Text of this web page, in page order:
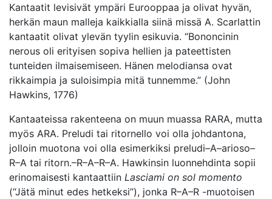
Kantaatit levisivät ympäri Eurooppaa ja olivat hyvän,
herkän maun malleja kaikkialla siinä missä A. Scarlattin
kantaatit olivat ylevän tyylin esikuvia. “Bononcinin
nerous oli erityisen sopiva hellien ja pateettisten
tunteiden ilmaisemiseen. Hänen melodiansa ovat
rikkaimpia ja suloisimpia mitä tunnemme.” (John
Hawkins, 1776)
Kantaateissa rakenteena on muun muassa RARA, mutta
myös ARA. Preludi tai ritornello voi olla johdantona,
jolloin muotona voi olla esimerkiksi preludi–A–arioso–
R–A tai ritorn.–R–A–R–A. Hawkinsin luonnehdinta sopii
erinomaisesti kantaattiin Lasciami on sol momento
(“Jätä minut edes hetkeksi”), jonka R–A–R -muotoisen